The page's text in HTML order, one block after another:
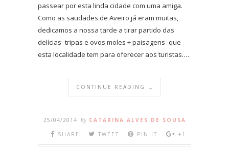
passear por esta linda cidade com uma amiga.
Como as saudades de Aveiro já eram muitas,
dedicamos a nossa tarde a tirar partido das
delícias- tripas e ovos moles + paisagens- que
esta localidade tem para oferecer aos turistas.…
CONTINUE READING →
25/04/2014 By CATARINA ALVES DE SOUSA
SHARE
TWEET PIN IT +1